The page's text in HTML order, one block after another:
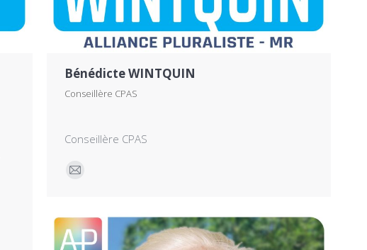
Bénédicte WINTQUIN
Conseillère CPAS
Conseillère CPAS
E-